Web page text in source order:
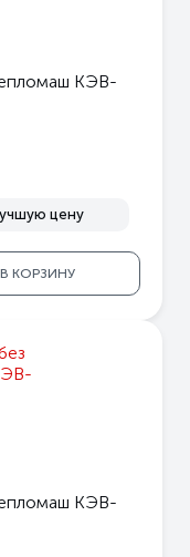
КЭВ-
цену
В КОРЗИНУ
КЭВ-